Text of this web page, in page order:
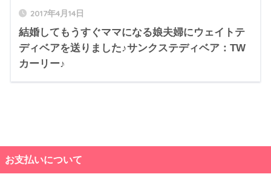
2017年4月14日
結婚してもうすぐママになる娘夫婦にウェイトテ
ディベアを送りました♪サンクステディベア：TW
カーリー♪
お支払いについて